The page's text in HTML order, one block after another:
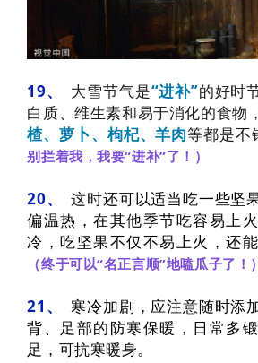
19、 大雪节气是“进补”的好时
白质、维生素和易于消化的食物
楂、萝卜、枸杞、羊肉等都是不
别拦着我，我要“进补”了！）
20、这时还可以适当吃一些坚
偏温热，在其他季节吃容易上
冷，吃坚果不仅不易上火，还能
（终于可以“名正言顺”地嗑瓜子了！）
21、寒冷加剧，应注意随时添
背、足部的防寒保暖 ， 日常多
足，可抗寒暖身。